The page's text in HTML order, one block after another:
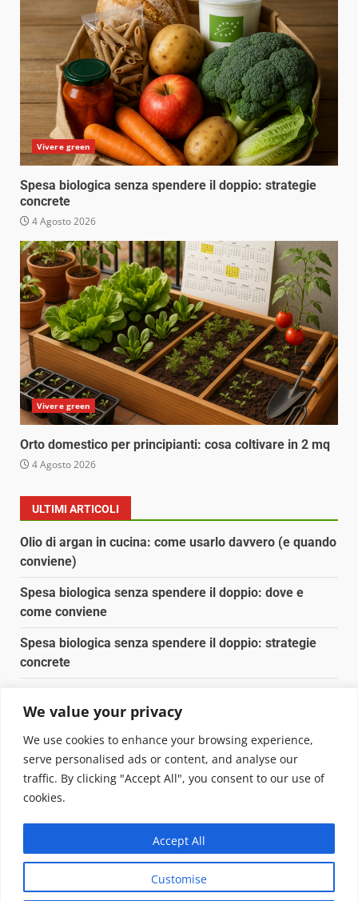
We value your privacy
We use cookies to enhance your browsing experience,
serve personalised ads or content, and analyse our
traffic. By clicking "Accept All", you consent to our use of
cookies.
Customise
Accept All
Vivere green
Spesa biologica senza spendere il doppio: strategie
concrete
4 Agosto 2026
Vivere green
Orto domestico per principianti: cosa coltivare in 2 mq
4 Agosto 2026
ULTIMI ARTICOLI
Olio di argan in cucina: come usarlo davvero (e quando
conviene)
Spesa biologica senza spendere il doppio: dove e
come conviene
Spesa biologica senza spendere il doppio: strategie
concrete
Pulizia naturale della casa: 3 ingredienti che
sostituiscono 10 prodotti chimici
Copyright © 2025 Biopianeta.it proprietà di Jws Media
Questo blog non è una testata giornalistica, in quanto
viene aggiornato senza alcuna periodicità. Non può
pertanto considerarsi un prodotto editoriale ai sensi
della legge n. 62 del 07.03.2001|DarkNewsvon AF